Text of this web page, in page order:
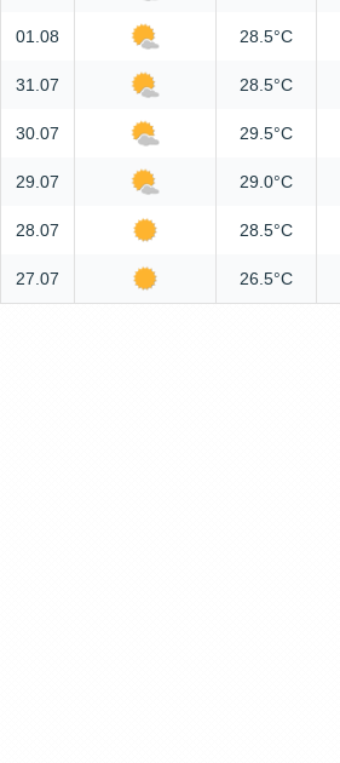
01.08 28.5°C
31.07 28.5°C
30.07 29.5°C
29.07 29.0°C
28.07 28.5°C
27.07 26.5°C